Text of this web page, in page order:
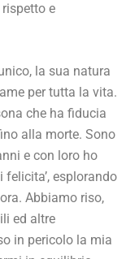
e
la sua natura
per tutta la vita.
che ha fiducia
alla morte. Sono
e con loro ho
esplorando
Abbiamo riso,
ed altre
in pericolo la mia